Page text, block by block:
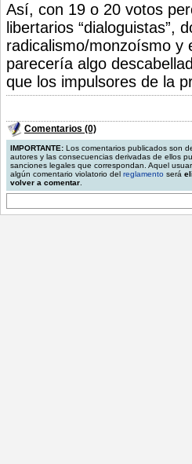
Así, con 19 o 20 votos
libertarios “dialoguistas”,
radicalismo/monzoísmo y
parecería algo
que los impulsores de la
Comentarios (0)
IMPORTANTE: Los comentarios publicados son
autores y las consecuencias derivadas de ellos
sanciones legales que correspondan. Aquel
algún comentario violatorio del reglamento será
volver a comentar